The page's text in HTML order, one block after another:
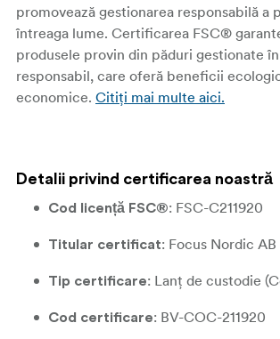
promovează gestionarea responsabilă a
întreaga lume. Certificarea FSC®
produsele provin din păduri gestionate
responsabil, care oferă beneficii
economice. Citiți mai multe aici.
Detalii privind certificarea noastră
Cod licență FSC®: FSC-C211920
Titular certificat: Focus Nordic AB
Tip certificare: Lanț de custodie
Cod certificare: BV-COC-211920